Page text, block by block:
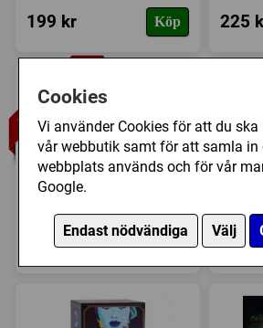
Cookies
Vi använder Cookies för att du
vår webbutik samt för att samla in
webbplats används och för vår
Google.
Endast nödvändiga Välj
199 kr Köp 225
49 kr(129 kr) Köp 149